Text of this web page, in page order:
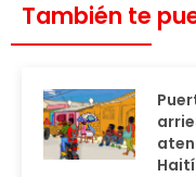
También te
Haití